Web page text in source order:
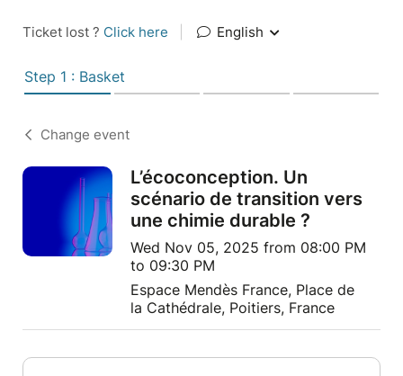
Ticket lost ? Click here English
Step 1 : Basket
Change event
L’écoconception. Un
scénario de transition vers
une chimie durable ?
Wed Nov 05, 2025 from 08:00 PM
to 09:30 PM
Espace Mendès France, Place de
la Cathédrale, Poitiers, France